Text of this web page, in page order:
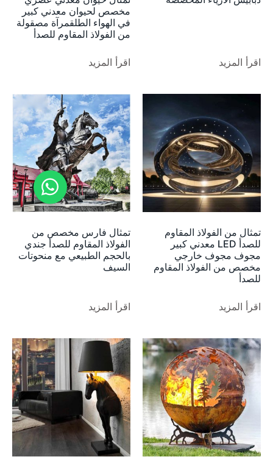
اقرأ المزيد
مخصص لحيوان معدني كبير
في الهواء الطلقمرآة مصقولة
من الفولاذ المقاوم للصدأ
اقرأ المزيد
تمثال من الفولاذ المقاوم
للصدأ LED معدني كبير
مجوف مجوف خارجي
مخصص من الفولاذ المقاوم
للصدأ
اقرأ المزيد
تمثال فارس مخصص من
الفولاذ المقاوم للصدأ جندي
بالحجم الطبيعي مع منحوتات
السيف
اقرأ المزيد